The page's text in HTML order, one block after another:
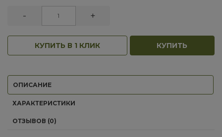
- +
КУПИТЬ В 1 КЛИК КУПИТЬ
ОПИСАНИЕ
ХАРАКТЕРИСТИКИ
ОТЗЫВОВ (0)